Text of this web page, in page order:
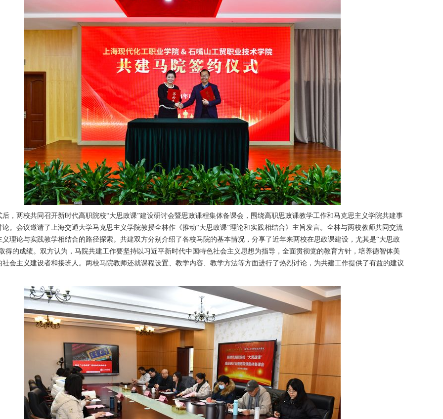
后，两校共同召开新时代高职院校“大思政课”建设研讨会暨思政课程集体备课会，围绕高职思政课教学工作和马克思主义学院共建事
论。会议邀请了上海交通大学马克思主义学院教授全林作《推动“大思政课”理论和实践相结合》主旨发言。全林与两校教师共同交流
义理论与实践教学相结合的路径探索。共建双方分别介绍了各校马院的基本情况，分享了近年来两校在思政课建设，尤其是“大思政
得的成绩。双方认为，马院共建工作要坚持以习近平新时代中国特色社会主义思想为指导，全面贯彻党的教育方针，培养德智体美
社会主义建设者和接班人。两校马院教师还就课程设置、教学内容、教学方法等方面进行了热烈讨论，为共建工作提供了有益的建议